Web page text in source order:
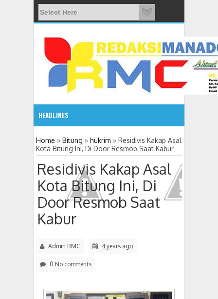
HEADLINES
08:03 AM
Home » Bitung » hukrim » Residivis Kakap Asal
Kota Bitung Ini, Di Door Resmob Saat Kabur
Residivis Kakap Asal
Kota Bitung Ini, Di
Door Resmob Saat
Kabur
Admin RMC 4 years ago
0 No comments